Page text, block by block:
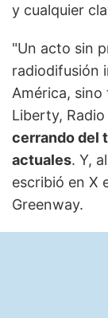
y cualquier
"Un acto sin
radiodifusión
América, sino
Liberty,
cerrando del
actuales. Y,
escribió en X
Greenway.